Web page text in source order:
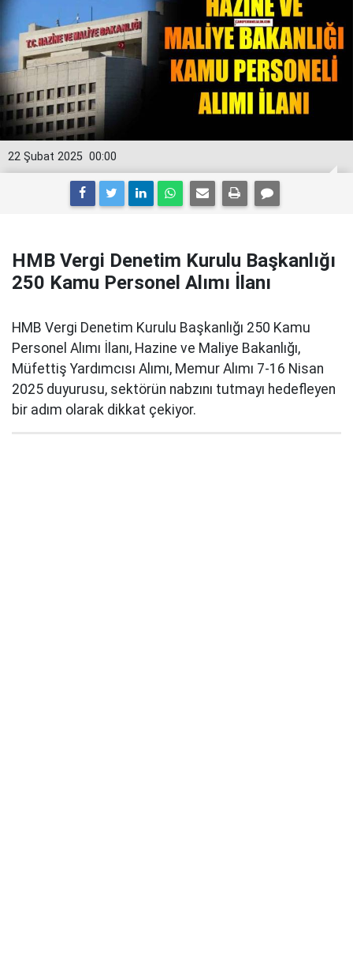
00:00
22 Şubat 2025
HMB Vergi Denetim Kurulu Başkanlığı
250 Kamu Personel Alımı İlanı
HMB Vergi Denetim Kurulu Başkanlığı 250 Kamu
Personel Alımı İlanı, Hazine ve Maliye Bakanlığı,
Müfettiş Yardımcısı Alımı, Memur Alımı 7-16 Nisan
2025 duyurusu, sektörün nabzını tutmayı hedefleyen
bir adım olarak dikkat çekiyor.